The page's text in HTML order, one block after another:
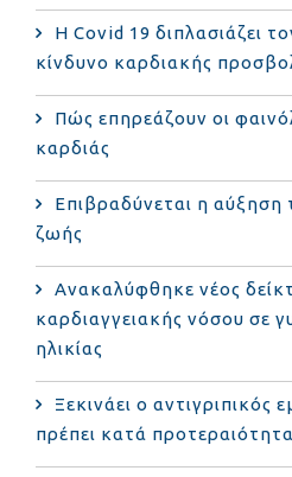
Η Covid 19 διπλασιάζει
κίνδυνο καρδιακής
Πώς επηρεάζουν οι
καρδιάς
Επιβραδύνεται η αύξηση
ζωής
Ανακαλύφθηκε νέος
καρδιαγγειακής νόσου σε
ηλικίας
Ξεκινάει ο αντιγριπικός
πρέπει κατά